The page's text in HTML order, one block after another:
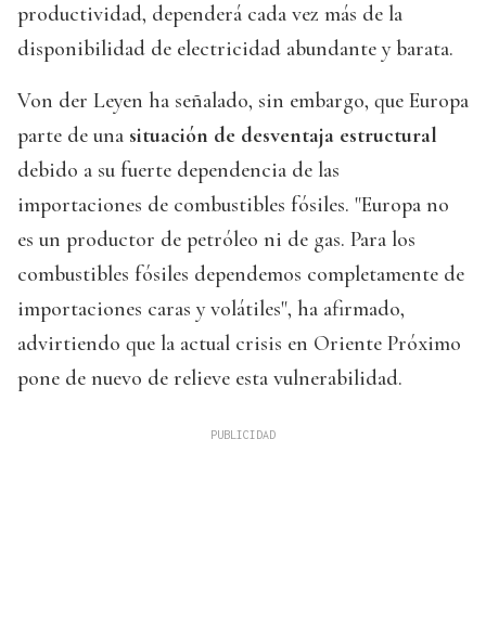
productividad, dependerá cada vez más de la
disponibilidad de electricidad abundante y barata.
Von der Leyen ha señalado, sin embargo, que Europa
parte de una situación de desventaja estructural
debido a su fuerte dependencia de las
importaciones de combustibles fósiles. "Europa no
es un productor de petróleo ni de gas. Para los
combustibles fósiles dependemos completamente de
importaciones caras y volátiles", ha afirmado,
advirtiendo que la actual crisis en Oriente Próximo
pone de nuevo de relieve esta vulnerabilidad.